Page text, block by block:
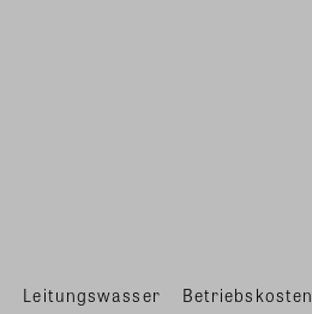
Leitungswasser Betriebskosten